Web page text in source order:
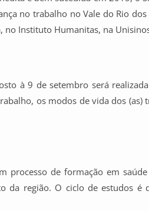
no trabalho no Vale do Rio
no Instituto Humanitas, na
à 9 de setembro será
os modos de vida dos
processo de formação em
da região. O ciclo de estudos é